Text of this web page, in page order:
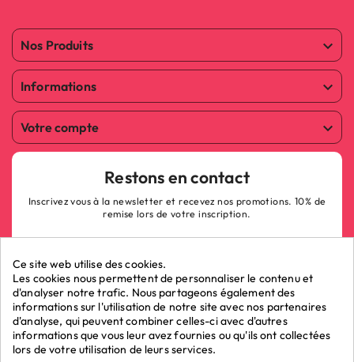
Nos Produits 
Informations 
Votre compte 
Restons en contact
Inscrivez vous à la newsletter et recevez nos promotions. 10% de
remise lors de votre inscription.
ok
Ce site web utilise des cookies.
Les cookies nous permettent de personnaliser le contenu et
d'analyser notre trafic. Nous partageons également des
informations sur l'utilisation de notre site avec nos partenaires
d'analyse, qui peuvent combiner celles-ci avec d'autres
informations que vous leur avez fournies ou qu'ils ont collectées
lors de votre utilisation de leurs services.